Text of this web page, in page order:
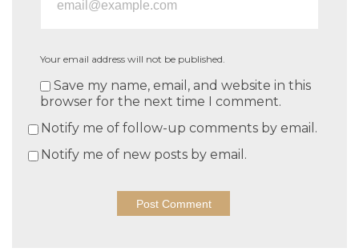
Your email address will not be published.
Save my name, email, and website in this
browser for the next time I comment.
Notify me of follow-up comments by email.
Notify me of new posts by email.